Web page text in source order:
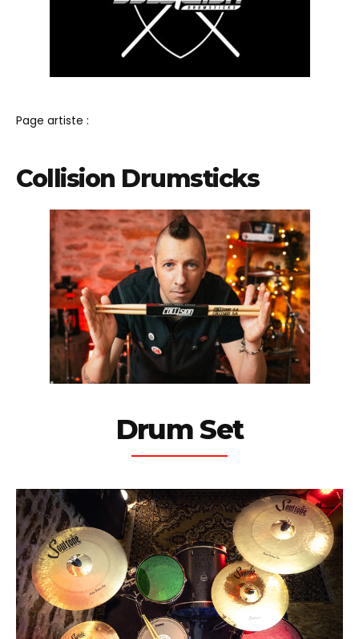
Page artiste :
Collision Drumsticks
Drum Set